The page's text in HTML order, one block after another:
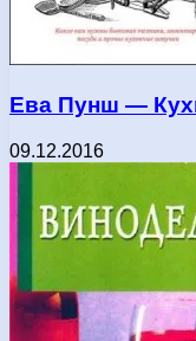
Ева Пунш —
09.12.2016